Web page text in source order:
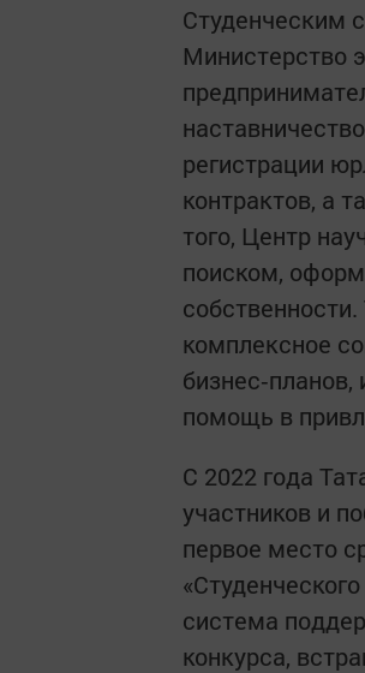
Студенческим
Министерство
регистрации
контрактов, а
того, Центр
поиском,
комплексное
помощь в
С 2022 года
участников и
первое место
система
конкурса,